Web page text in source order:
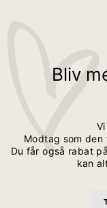
Bliv
Modtag som
Du får også rabat
kan